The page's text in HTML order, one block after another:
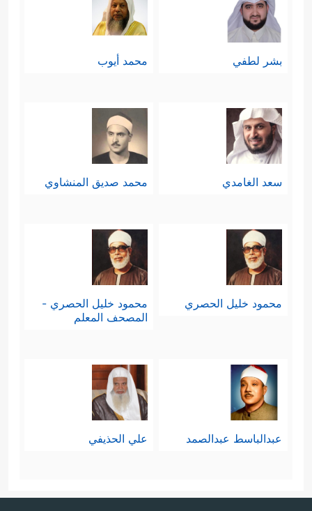
بشر لطفي محمد أيوب
سعد الغامدي محمد صديق المنشاوي
محمود خليل الحصري
محمود خليل الحصري -
المصحف المعلم
عبدالباسط عبدالصمد علي الحذيفي